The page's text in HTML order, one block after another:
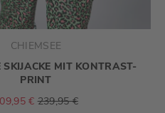
CHIEMSEE
SKIJACKE MIT KONTRAST-
PRINT
€ 239,95 €